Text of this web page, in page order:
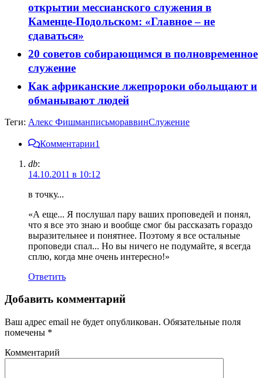
открытии мессианского служения в
Каменце-Подольском: «Главное – не
сдаваться»
20 советов собирающимся в полновременное
служение
Как африканские лжепророки обольщают и
обманывают людей
Теги: Алекс ФишманписьмораввинСлужение
Комментарии1
db:
14.10.2011 в 10:12
в точку...
«А еще... Я послушал пару ваших проповедей и понял,
что я все это знаю и вообще смог бы рассказать гораздо
выразительнее и понятнее. Поэтому я все остальные
проповеди спал... Но вы ничего не подумайте, я всегда
сплю, когда мне очень интересно!»
Ответить
Добавить комментарий
Ваш адрес email не будет опубликован. Обязательные поля
помечены *
Комментарий